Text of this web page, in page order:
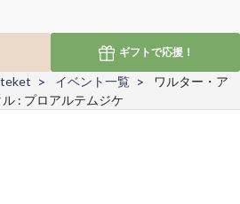
ギフトで応援！
teket イベント一覧
ワルター・ア
: プロアルテムジケ